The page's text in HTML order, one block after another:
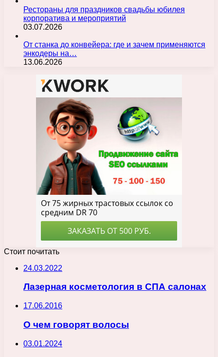
Рестораны для праздников свадьбы юбилея
корпоратива и мероприятий
03.07.2026
От станка до конвейера: где и зачем применяются
энкодеры на…
13.06.2026
Стоит почитать
24.03.2022
Лазерная косметология в СПА салонах
17.06.2016
О чем говорят волосы
03.01.2024